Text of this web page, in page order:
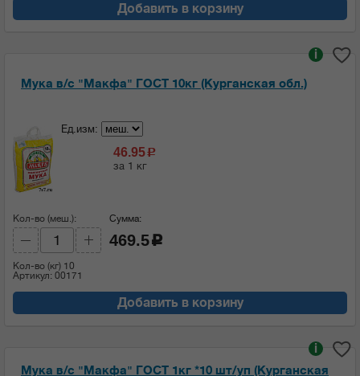
Добавить в корзину
Мука в/с "Макфа" ГОСТ 10кг (Курганская обл.)
i
Ед.изм:
46.95c
за 1 кг
Кол-во (меш.):
Кол-во (кг) 10
Артикул: 00171
Сумма:
469.5 c
Добавить в корзину
Мука в/с "Макфа" ГОСТ 1кг *10 шт/уп (Курганская
i